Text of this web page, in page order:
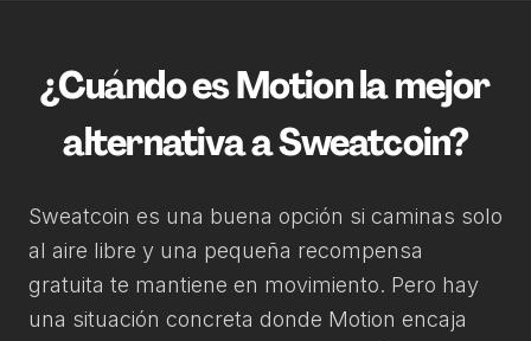
¿Cuándo es Motion la mejor
alternativa a Sweatcoin?
Sweatcoin es una buena opción si caminas solo
al aire libre y una pequeña recompensa
gratuita te mantiene en movimiento. Pero hay
una situación concreta donde Motion encaja